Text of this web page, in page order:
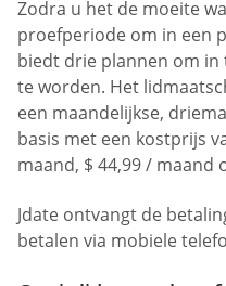
Zodra u het de moeite
proefperiode om in een
biedt drie plannen om
te worden. Het
een maandelijkse,
basis met een kostprijs
maand, $ 44,99 / maand
Jdate ontvangt de
betalen via mobiele